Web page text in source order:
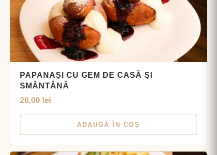
PAPANAŞI CU GEM DE CASĂ ŞI
SMÂNTÂNĂ
26,00 lei
ADAUGĂ ÎN COȘ